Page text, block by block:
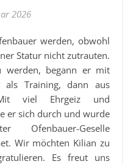
2026
Statur nicht zutrauten.
werden, begann er mit
als Training, dann aus
viel Ehrgeiz und
er sich durch und wurde
Ofenbauer-Geselle
Wir möchten Kilian zu
Es freut uns